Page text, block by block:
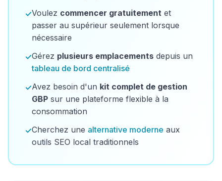
✓Voulez commencer gratuitement et
passer au supérieur seulement lorsque
nécessaire
✓Gérez plusieurs emplacements depuis un
tableau de bord centralisé
✓Avez besoin d'un kit complet de gestion
GBP sur une plateforme flexible à la
consommation
✓Cherchez une alternative moderne aux
outils SEO local traditionnels